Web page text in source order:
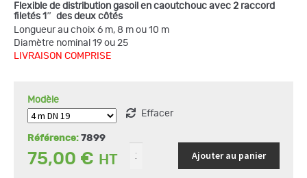
75,00 €
Flexible de distribution gasoil en caoutchouc avec 2 raccord
filetés 1″ des deux côtés
Longueur au choix 6 m, 8 m ou 10 m
Diamètre nominal 19 ou 25
LIVRAISON COMPRISE
Modèle
Effacer
Référence: 7899
75,00 €
quantité
de
Ajouter au panier